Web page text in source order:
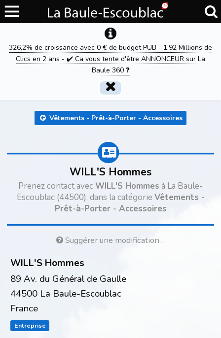
326,2% de croissance avec 0 € de budget PUB - 1.92 Millions de
Clics en 2 ans - ✔️ Ca vous tente d'être ANNONCEUR sur La
Baule 360 ❓
Vêtements - Prêt-à-Porter - Accessoires
WILL'S Hommes
Prenez contact avec WILL'S Hommes à La Baule-
Escoublac (44500), dans la catégorie Vêtements -
Prêt-à-Porter - Accessoires
Suggérer une modification…
WILL'S Hommes
89 Av. du Général de Gaulle
44500 La Baule-Escoublac
France
Entreprise